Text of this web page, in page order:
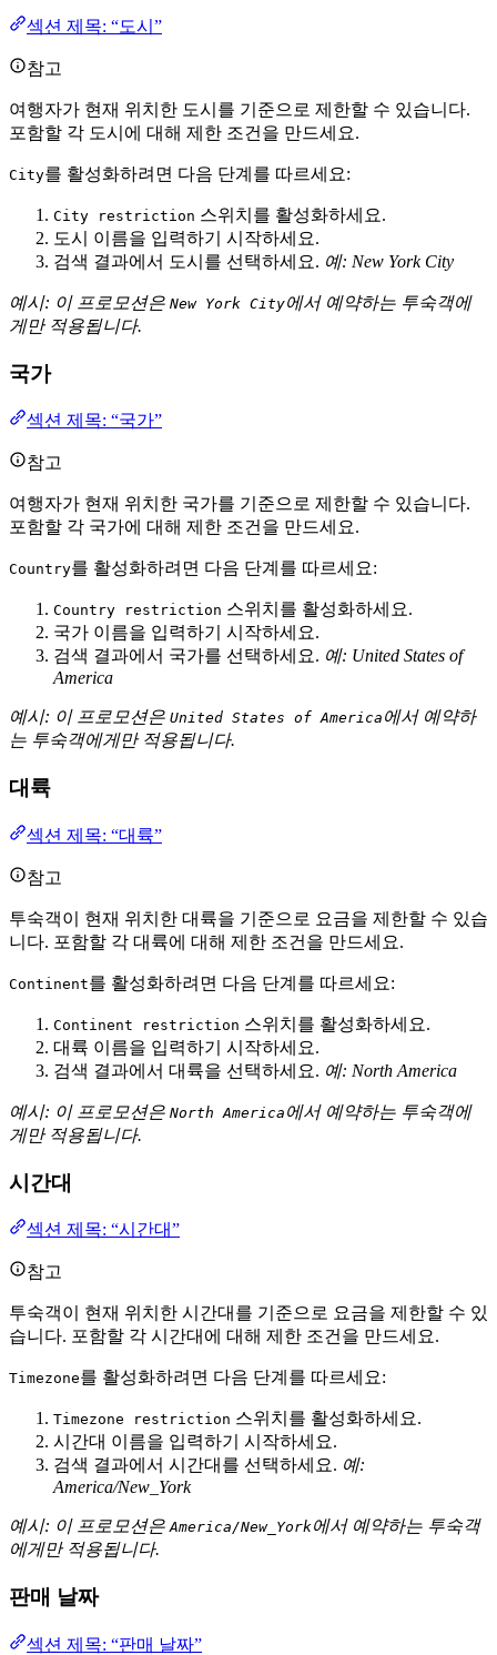
섹션 제목: “도시”
참고
여행자가 현재 위치한 도시를 기준으로 제한할 수 있습니다.
포함할 각 도시에 대해 제한 조건을 만드세요.
City를 활성화하려면 다음 단계를 따르세요:
City restriction 스위치를 활성화하세요.
도시 이름을 입력하기 시작하세요.
검색 결과에서 도시를 선택하세요. 예: New York City
예시: 이 프로모션은 New York City에서 예약하는 투숙객에
게만 적용됩니다.
국가
섹션 제목: “국가”
참고
여행자가 현재 위치한 국가를 기준으로 제한할 수 있습니다.
포함할 각 국가에 대해 제한 조건을 만드세요.
Country를 활성화하려면 다음 단계를 따르세요:
Country restriction 스위치를 활성화하세요.
국가 이름을 입력하기 시작하세요.
검색 결과에서 국가를 선택하세요. 예: United States of
America
예시: 이 프로모션은 United States of America 에서 예약하
는 투숙객에게만 적용됩니다.
대륙
섹션 제목: “대륙”
참고
투숙객이 현재 위치한 대륙을 기준으로 요금을 제한할 수 있습
니다. 포함할 각 대륙에 대해 제한 조건을 만드세요.
Continent를 활성화하려면 다음 단계를 따르세요:
Continent restriction 스위치를 활성화하세요.
대륙 이름을 입력하기 시작하세요.
검색 결과에서 대륙을 선택하세요. 예: North America
예시: 이 프로모션은 North America 에서 예약하는 투숙객에
게만 적용됩니다.
시간대
섹션 제목: “시간대”
참고
투숙객이 현재 위치한 시간대를 기준으로 요금을 제한할 수 있
습니다. 포함할 각 시간대에 대해 제한 조건을 만드세요.
Timezone를 활성화하려면 다음 단계를 따르세요:
Timezone restriction 스위치를 활성화하세요.
시간대 이름을 입력하기 시작하세요.
검색 결과에서 시간대를 선택하세요. 예:
America/New_York
예시: 이 프로모션은 America/New_York에서 예약하는 투숙객
에게만 적용됩니다.
판매 날짜
섹션 제목: “판매 날짜”